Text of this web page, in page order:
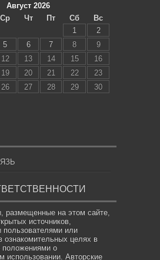
Август 2026
Ср Чт Пт Сб
Вс
1
2
5 6 7 8
9
12 13 14 15
16
19 20 21 22
23
26 27 28 29
30
размещенные на этом сайте,
источников,
пользователями или
ознакомительных целях в
положениями о
использовании. Авторские